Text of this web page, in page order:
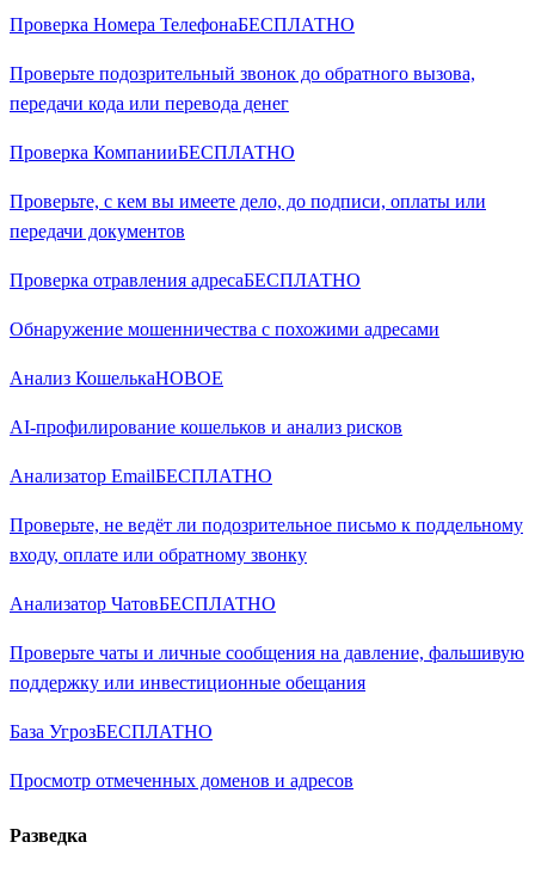
Проверка Номера ТелефонаБЕСПЛАТНО
Проверьте подозрительный звонок до обратного вызова,
передачи кода или перевода денег
Проверка КомпанииБЕСПЛАТНО
Проверьте, с кем вы имеете дело, до подписи, оплаты или
передачи документов
Проверка отравления адресаБЕСПЛАТНО
Обнаружение мошенничества с похожими адресами
Анализ КошелькаНОВОЕ
AI-профилирование кошельков и анализ рисков
Анализатор EmailБЕСПЛАТНО
Проверьте, не ведёт ли подозрительное письмо к поддельному
входу, оплате или обратному звонку
Анализатор ЧатовБЕСПЛАТНО
Проверьте чаты и личные сообщения на давление, фальшивую
поддержку или инвестиционные обещания
База УгрозБЕСПЛАТНО
Просмотр отмеченных доменов и адресов
Разведка